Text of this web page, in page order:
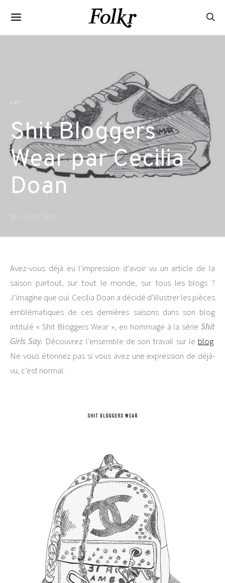
ART
Shit Bloggers
Wear par Cecilia
Doan
30 JUILLET 2013
Avez-vous déjà eu l’impression d’avoir vu un article de la
saison partout, sur tout le monde, sur tous les blogs ?
J’imagine que oui. Cecilia Doan a décidé d’illustrer les pièces
emblématiques de ces dernières saisons dans son blog
intitulé « Shit Bloggers Wear », en hommage à la série Shit
Girls Say. Découvrez l’ensemble de son travail sur le blog.
Ne vous étonnez pas si vous avez une expression de déjà-
vu, c’est normal.